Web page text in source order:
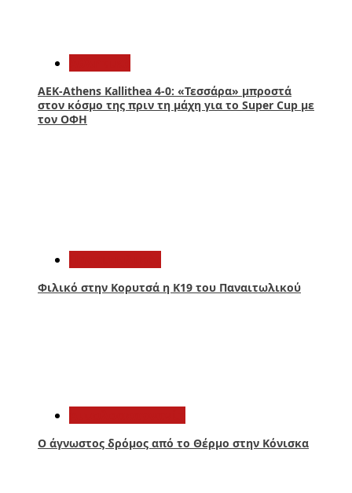
ΑΕΚ-Athens Kallithea 4-0: «Τεσσάρα» μπροστά
στον κόσμο της πριν τη μάχη για το Super Cup με
τον ΟΦΗ
Φιλικό στην Κορυτσά η Κ19 του Παναιτωλικού
Ο άγνωστος δρόμος από το Θέρμο στην Κόνισκα